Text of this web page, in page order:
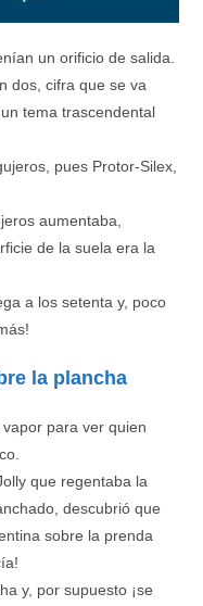
un orificio de salida.
dos, cifra que se va
tema trascendental
pues Protor-Silex,
aumentaba,
de la suela era la
a los setenta y, poco
la plancha
para ver quien
que regentaba la
descubrió que
sobre la prenda
y, por supuesto ¡se